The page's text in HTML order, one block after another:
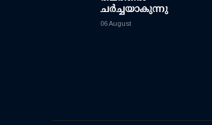
ചർച്ചയാകുന്നു
06 August